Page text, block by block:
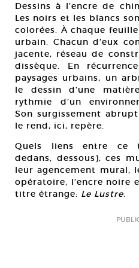
Dessins à l’encre de
Les noirs et les blancs
colorées. À chaque
urbain. Chacun d’eux
jacente, réseau de
dissèque. En
paysages urbains, un
le dessin d’une
rythmie d’un
Son surgissement
le rend, ici, repère.
Quels liens entre ce
dedans, dessous), ces
leur agencement mural,
opératoire, l’encre noire
titre étrange: Le Lustre.